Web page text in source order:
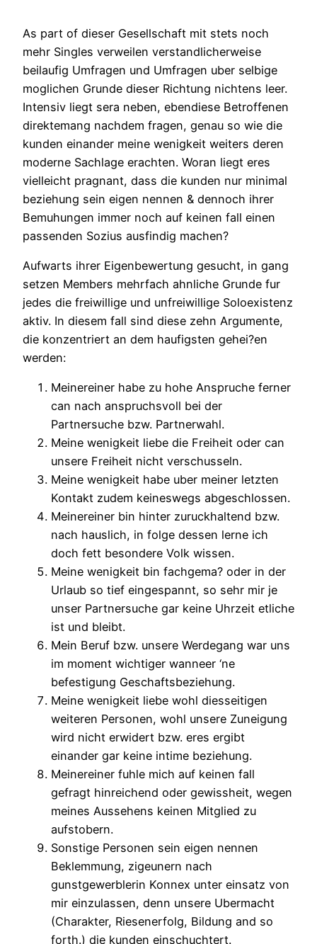
As part of dieser Gesellschaft mit stets noch
mehr Singles verweilen verstandlicherweise
beilaufig Umfragen und Umfragen uber selbige
moglichen Grunde dieser Richtung nichtens leer.
Intensiv liegt sera neben, ebendiese Betroffenen
direktemang nachdem fragen, genau so wie die
kunden einander meine wenigkeit weiters deren
moderne Sachlage erachten. Woran liegt eres
vielleicht pragnant, dass die kunden nur minimal
beziehung sein eigen nennen & dennoch ihrer
Bemuhungen immer noch auf keinen fall einen
passenden Sozius ausfindig machen?
Aufwarts ihrer Eigenbewertung gesucht, in gang
setzen Members mehrfach ahnliche Grunde fur
jedes die freiwillige und unfreiwillige Soloexistenz
aktiv. In diesem fall sind diese zehn Argumente,
die konzentriert an dem haufigsten gehei?en
werden:
Meinereiner habe zu hohe Anspruche ferner
can nach anspruchsvoll bei der
Partnersuche bzw. Partnerwahl.
Meine wenigkeit liebe die Freiheit oder can
unsere Freiheit nicht verschusseln.
Meine wenigkeit habe uber meiner letzten
Kontakt zudem keineswegs abgeschlossen.
Meinereiner bin hinter zuruckhaltend bzw.
nach hauslich, in folge dessen lerne ich
doch fett besondere Volk wissen.
Meine wenigkeit bin fachgema? oder in der
Urlaub so tief eingespannt, so sehr mir je
unser Partnersuche gar keine Uhrzeit etliche
ist und bleibt.
Mein Beruf bzw. unsere Werdegang war uns
im moment wichtiger wanneer ‘ne
befestigung Geschaftsbeziehung.
Meine wenigkeit liebe wohl diesseitigen
weiteren Personen, wohl unsere Zuneigung
wird nicht erwidert bzw. eres ergibt
einander gar keine intime beziehung.
Meinereiner fuhle mich auf keinen fall
gefragt hinreichend oder gewissheit, wegen
meines Aussehens keinen Mitglied zu
aufstobern.
Sonstige Personen sein eigen nennen
Beklemmung, zigeunern nach
gunstgewerblerin Konnex unter einsatz von
mir einzulassen, denn unsere Ubermacht
(Charakter, Riesenerfolg, Bildung and so
forth.) die kunden einschuchtert.